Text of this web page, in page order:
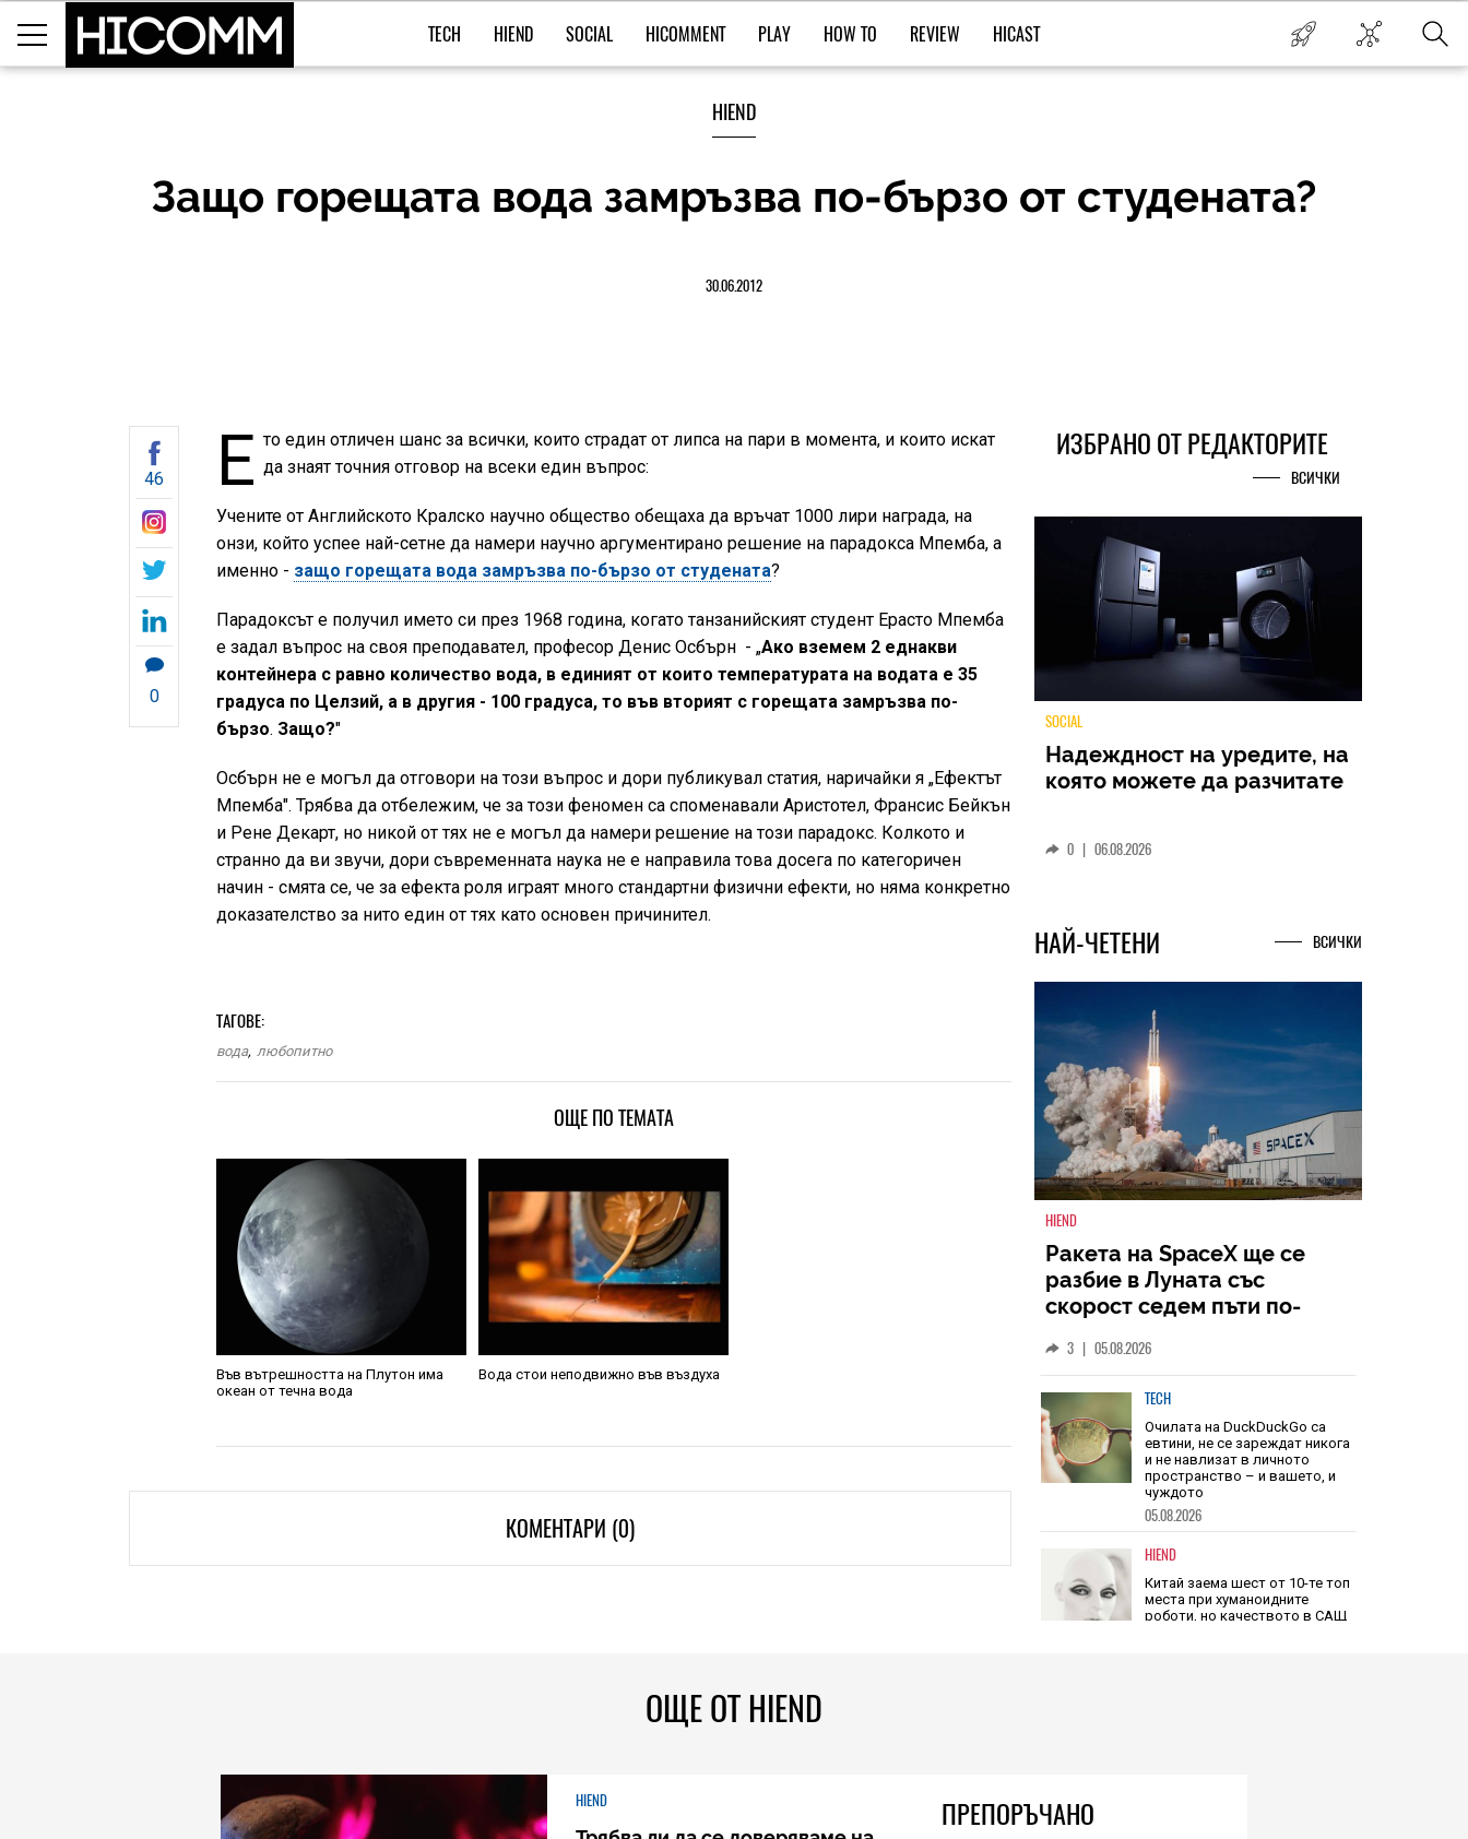
TECH HIEND SOCIAL HICOMMENT PLAY HOW TO REVIEW HICAST
HIEND
Защо горещата вода замръзва по-бързо от студената?
30.06.2012
46
0
Е то един отличен шанс за всички, които страдат от липса на пари в момента, и които искат
да знаят точния отговор на всеки един въпрос:
Учените от Английското Кралско научно общество обещаха да връчат 1000 лири награда, на
онзи, който успее най-сетне да намери научно аргументирано решение на парадокса Мпемба, а
именно - защо горещата вода замръзва по-бързо от студената?
Парадоксът е получил името си през 1968 година, когато танзанийският студент Ерасто Мпемба
е задал въпрос на своя преподавател, професор Денис Осбърн - „Ако вземем 2 еднакви
контейнера с равно количество вода, в единият от които температурата на водата е 35
градуса по Целзий, а в другия - 100 градуса, то във вторият с горещата замръзва по-
бързо. Защо?"
Осбърн не е могъл да отговори на този въпрос и дори публикувал статия, наричайки я „Ефектът
Мпемба". Трябва да отбележим, че за този феномен са споменавали Аристотел, Франсис Бейкън
и Рене Декарт, но никой от тях не е могъл да намери решение на този парадокс. Колкото и
странно да ви звучи, дори съвременната наука не е направила това досега по категоричен
начин - смята се, че за ефекта роля играят много стандартни физични ефекти, но няма конкретно
доказателство за нито един от тях като основен причинител.
ТАГОВЕ:
вода, любопитно
ОЩЕ ПО ТЕМАТА
Във вътрешността на Плутон има
океан от течна вода
Вода стои неподвижно във въздуха
КОМЕНТАРИ (0)
ИЗБРАНО ОТ РЕДАКТОРИТЕ
ВСИЧКИ
TECH
Ultra – ново име, познато
НАЙ-ЧЕТЕНИ
HIEND
Ракета на SpaceX ще се
разбие в Луната със
голяма от скоростта на
звука05.08.2026
TECH
Очилата на DuckDuckGo са
евтини, не се зареждат никога
и не навлизат в личното
пространство – и вашето, и
чуждото
05.08.2026
HIEND
ОЩЕ ОТ HIEND
HIEND ПРЕПОРЪЧАНО